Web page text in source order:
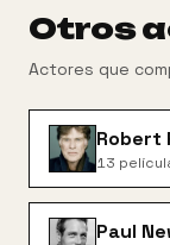
Otros
Actores que
Robert
13
Paul